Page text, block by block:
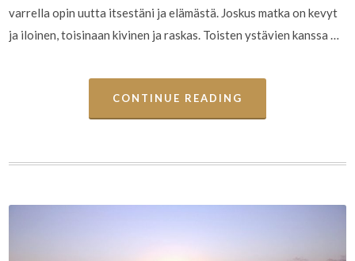
varrella opin uutta itsestäni ja elämästä. Joskus matka on kevyt
ja iloinen, toisinaan kivinen ja raskas. Toisten ystävien kanssa …
CONTINUE READING